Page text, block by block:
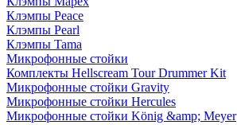
Клэмпы Peace
Клэмпы Pearl
Клэмпы Tama
Микрофонные стойки
Комплекты Hellscream Tour Drummer Kit
Микрофонные стойки Gravity
Микрофонные стойки Hercules
Микрофонные стойки König &amp; Meyer